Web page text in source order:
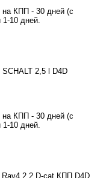
на КПП - 30 дней (с
1-10 дней.
на КПП - 30 дней (с
1-10 дней.